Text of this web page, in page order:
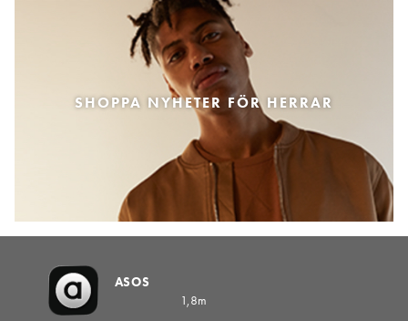
SHOPPA NYHETER FÖR HERRAR
ASOS
1,8m